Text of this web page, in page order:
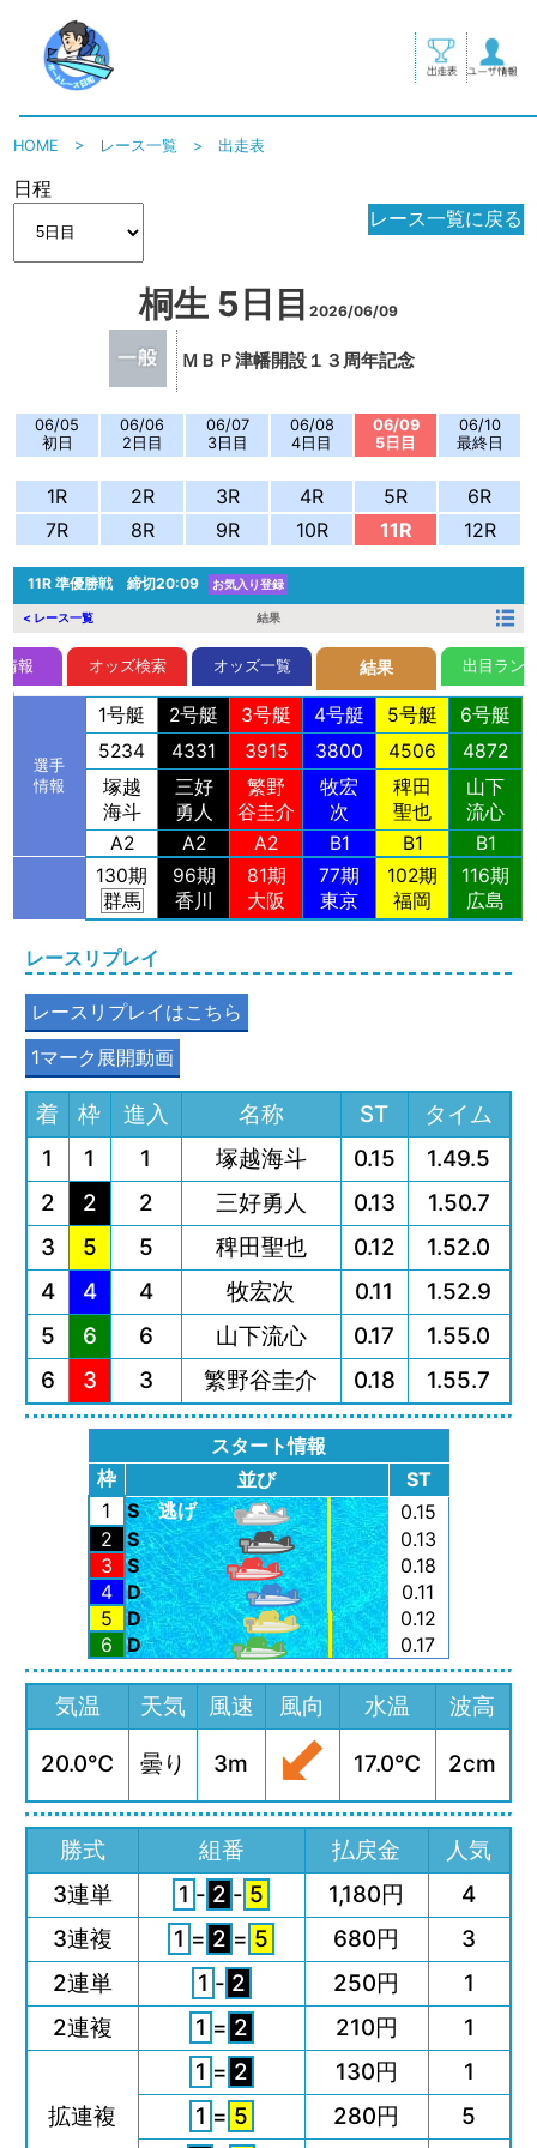
HOME > レース一覧 >出走表
日程
レース一覧に戻る
桐生 5日目 2026/06/09
ＭＢＰ津幡開設１３周年記念
06/05
初日
06/06
2日目
06/07
3日目
06/08
4日目
06/09
5日目
06/10
最終日
1R 2R 3R 4R 5R
6R
7R
8R 9R 10R 11R 12R
11R準優勝戦 締切20:09 お気入り登録
< レース一覧 結果
報 オッズ検索 オッズ一覧 結果 出目ラン
選手
情報
1号艇 2号艇 3号艇 4号艇 5号艇
6号艇
5234
4331 3915 3800 4506
4872
塚越
海斗
三好
勇人
繁野
谷圭介
牧宏
次
稗田
聖也
山下
流心
A2
A2 A2 B1 B1
B1
130期
群馬
96期
香川
81期
大阪
77期
東京
102期
福岡
116期
広島
レースリプレイ
レースリプレイはこちら
1マーク展開動画
着 枠 進入 名称 ST
タイム
1
1 1 塚越海斗 0.15
1.49.5
2
2 2 三好勇人 0.13
1.50.7
3
5 5 稗田聖也 0.12
1.52.0
4
4 4 牧宏次 0.11
1.52.9
5
6 6 山下流心 0.17
1.55.0
6
3 3 繁野谷圭介 0.18 1.55.7
スタート情報
枠
並び
ST
1
S 逃げ
0.15
2
S
0.13
3
S
0.18
4 D
0.11
5
D
0.12
6
D 0.17
気温 天気 風速 風向 水温 波高
20.0℃ 曇り 3m 17.0℃ 2cm
勝式 組番 払戻金
人気
3連単
1 - 2 - 5 1,180円
4
3連複
1 = 2 = 5 680円
3
2連単
1 - 2 250円
1
2連複
1 = 2 210円 1
拡連複
1 = 2 130円
1
1 = 5 280円
5